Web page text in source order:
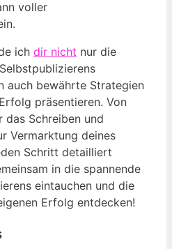
voller
ich dir nicht nur die
auch bewährte Strategien
präsentieren. Von
das Schreiben und
Vermarktung deines
Schritt detailliert
in die spannende
eintauchen und die
Erfolg entdecken!